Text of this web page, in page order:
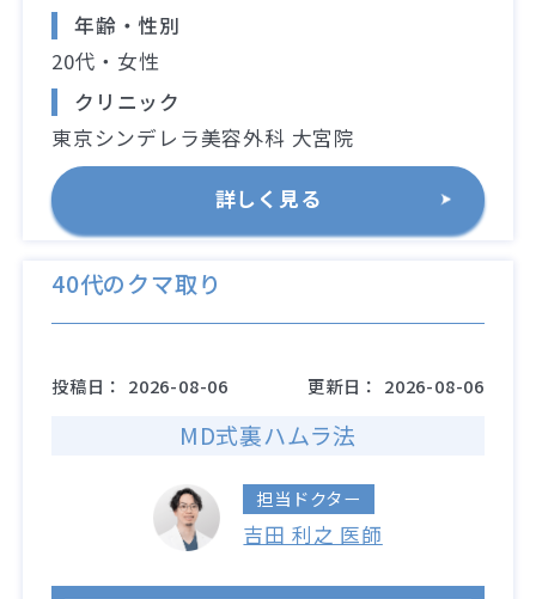
年齢・性別
20代・女性
クリニック
東京シンデレラ美容外科 大宮院
詳しく見る
40代のクマ取り
投稿日： 2026-08-06 更新日： 2026-08-06
MD式裏ハムラ法
担当ドクター
吉田 利之 医師